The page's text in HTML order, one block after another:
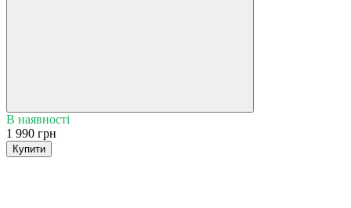
В наявності
1 990 грн
Купити